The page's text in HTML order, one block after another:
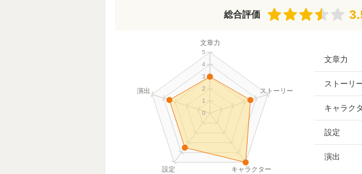
総合評価 3.50
文章力
ストーリー
キャラクター
設定
演出
0
1
2
3
4
5
文章力
ストーリ
キャラク
設定
演出